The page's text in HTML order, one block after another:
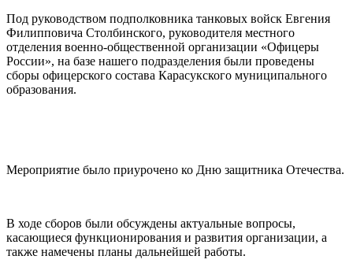
Под руководством подполковника танковых войск Евгения
Филипповича Столбинского, руководителя местного
отделения военно-общественной организации «Офицеры
России», на базе нашего подразделения были проведены
сборы офицерского состава Карасукского муниципального
образования.
Мероприятие было приурочено ко Дню защитника Отечества.
В ходе сборов были обсуждены актуальные вопросы,
касающиеся функционирования и развития организации, а
также намечены планы дальнейшей работы.